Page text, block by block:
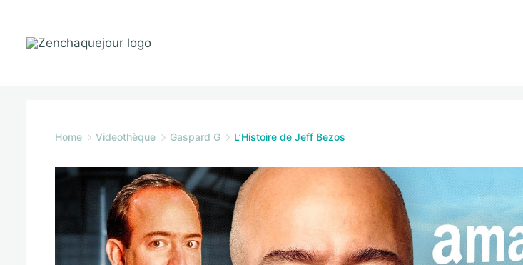
content
Home Videothèque Gaspard G L’Histoire de Jeff Bezos